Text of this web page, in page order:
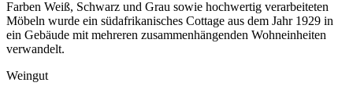
Farben Weiß, Schwarz und Grau sowie hochwertig verarbeiteten
Möbeln wurde ein südafrikanisches Cottage aus dem Jahr 1929 in
ein Gebäude mit mehreren zusammenhängenden Wohneinheiten
verwandelt.
Weingut